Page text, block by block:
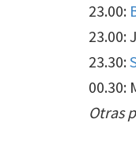
23.00:
23.00:
23.30:
00.30:
Otras